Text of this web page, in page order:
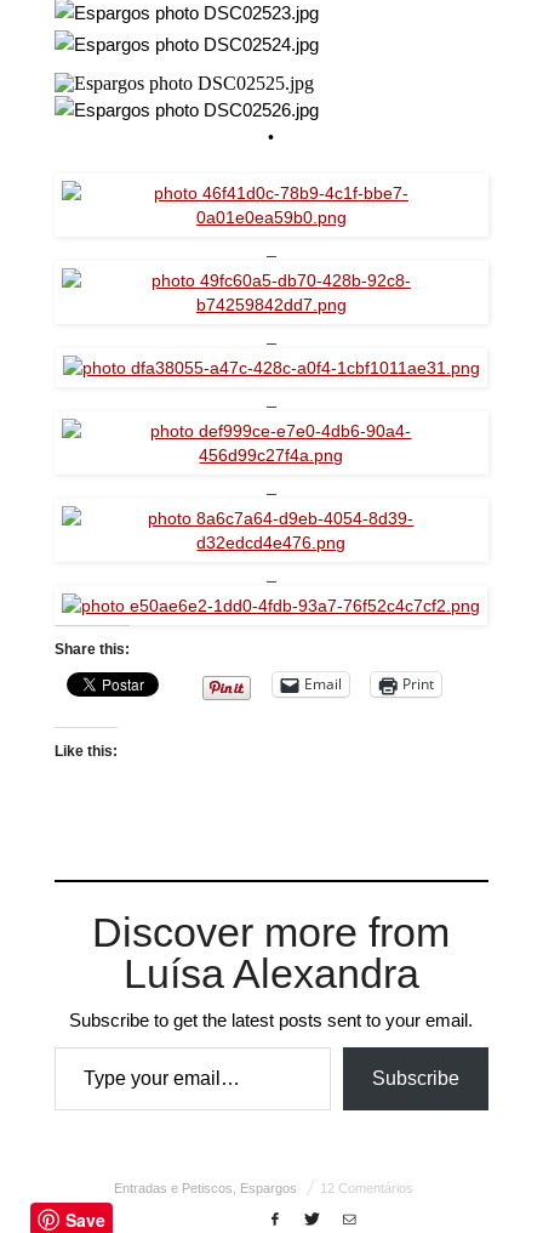
•
Share this:
Email Print
Like this:
Discover more from
Luísa Alexandra
Subscribe to get the latest posts sent to your email.
Type your email…
Subscribe
Entradas e Petiscos Espargos 12 Comentários
Save